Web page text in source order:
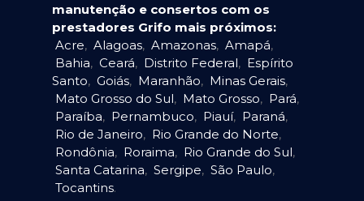
manutenção e consertos com os
prestadores Grifo mais próximos:
Acre, Alagoas, Amazonas, Amapá,
Bahia, Ceará, Distrito Federal, Espírito
Santo, Goiás, Maranhão, Minas Gerais,
Mato Grosso do Sul, Mato Grosso, Pará,
Paraíba, Pernambuco, Piauí, Paraná,
Rio de Janeiro, Rio Grande do Norte,
Rondônia, Roraima, Rio Grande do Sul,
Santa Catarina, Sergipe, São Paulo,
Tocantins.